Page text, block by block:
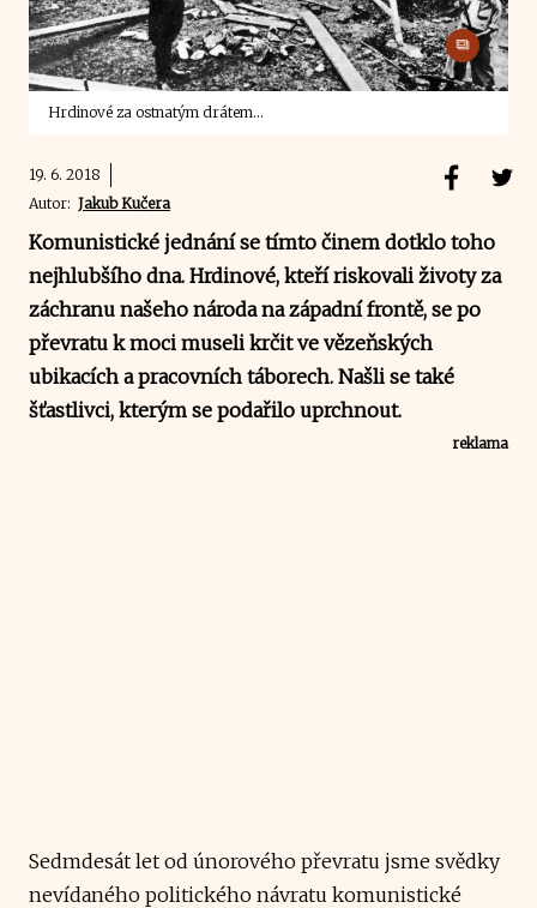
Hrdinové za ostnatým drátem...
19. 6. 2018
Autor: Jakub Kučera
Komunistické jednání se tímto činem dotklo toho
nejhlubšího dna. Hrdinové, kteří riskovali životy za
záchranu našeho národa na západní frontě, se po
převratu k moci museli krčit ve vězeňských
ubikacích a pracovních táborech. Našli se také
šťastlivci, kterým se podařilo uprchnout.
reklama
Sedmdesát let od únorového převratu jsme svědky
nevídaného politického návratu komunistické